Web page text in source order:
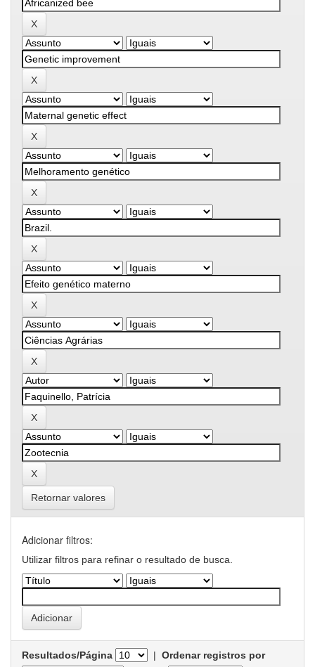
Retornar valores
Adicionar filtros:
Utilizar filtros para refinar o resultado de busca.
Resultados/Página | Ordenar registros por